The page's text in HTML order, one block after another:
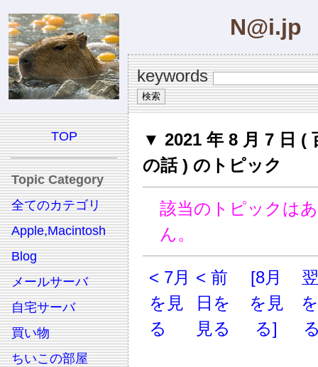
N@i.jp
keywords
TOP
Topic Category
全てのカテゴリ
Apple,Macintosh
Blog
メールサーバ
自宅サーバ
買い物
ちいこの部屋
▼ 2021 年 8 月 7 日 (
の話 ) のトピック
該当のトピックは
ん。
< 7月
を見
る
< 前
日を
見る
[8月
を見
る]